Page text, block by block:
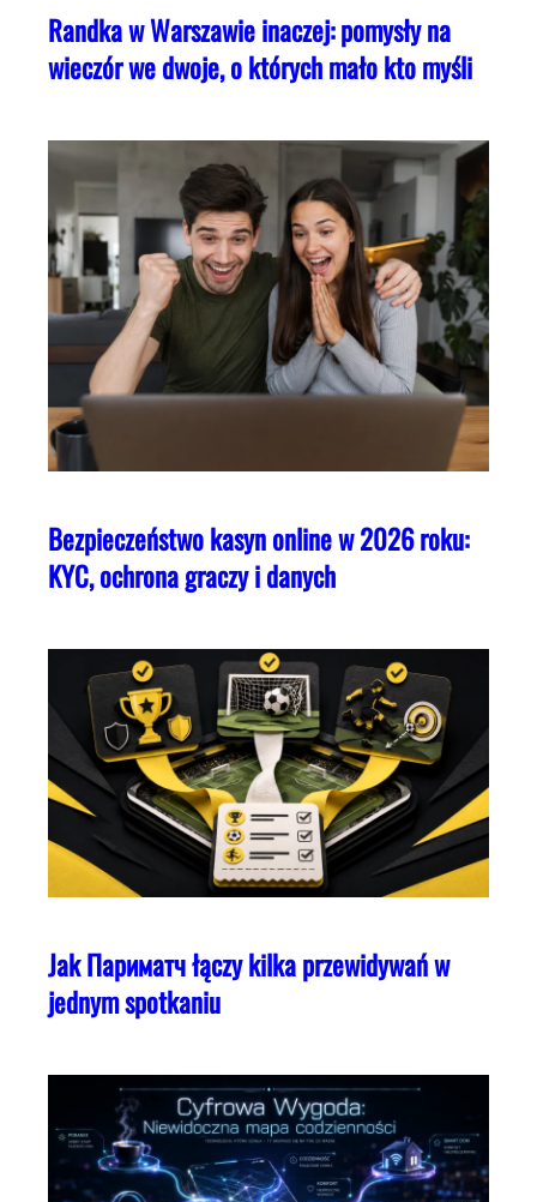
Randka w Warszawie inaczej: pomysły na
wieczór we dwoje, o których mało kto myśli
Bezpieczeństwo kasyn online w 2026 roku:
KYC, ochrona graczy i danych
Jak Париматч łączy kilka przewidywań w
jednym spotkaniu